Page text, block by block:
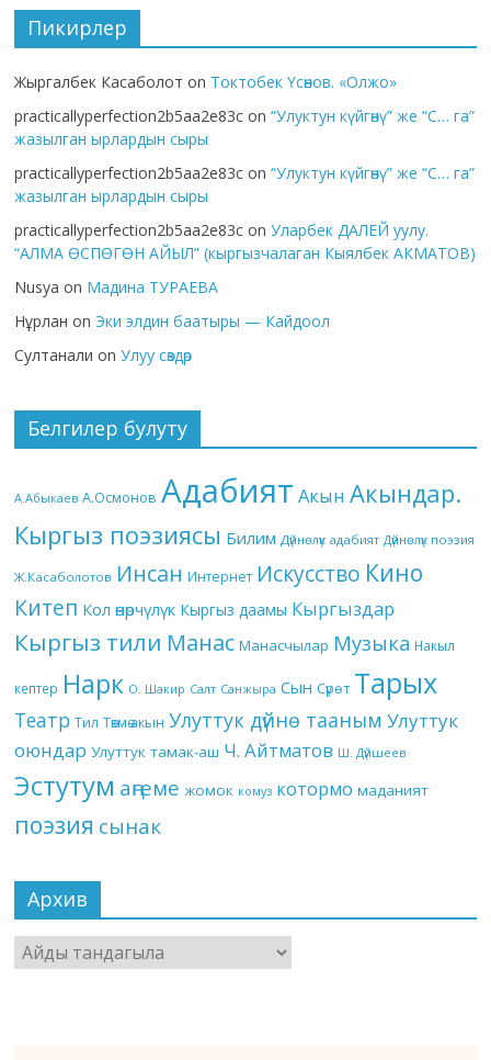
Пикирлер
Жыргалбек Касаболот on Токтобек Үсөнов. «Олжо»
practicallyperfection2b5aa2e83c on“Улуктун күйгөнү” же “С… га”
жазылган ырлардын сыры
practicallyperfection2b5aa2e83c on“Улуктун күйгөнү” же “С… га”
жазылган ырлардын сыры
practicallyperfection2b5aa2e83c onУларбек ДАЛЕЙ уулу.
“АЛМА ӨСПӨГӨН АЙЫЛ” (кыргызчалаган Кыялбек АКМАТОВ)
Nusya on Мадина ТУРАЕВА
Нұрлан on Эки элдин баатыры — Кайдоол
Султанали onУлуу сөздөр
Белгилер булуту
А.Абыкаев А.Осмонов Адабият Акын Акындар.
Кыргыз поэзиясы Билим Дүйнөлүк адабият Дүйнөлүк поэзия
Ж.Касаболотов Инсан Интернет Искусство Кино
Китеп Кол өнөрчүлүк Кыргыз даамы Кыргыздар
Кыргыз тили Манас Манасчылар Музыка Накыл
кептер Нарк О. Шакир Салт Санжыра Сын Сүрөт Тарых
Театр Тил Төкмө акын Улуттук дүйнө тааным Улуттук
оюндар Улуттук тамак-аш Ч. Айтматов Ш. Дүйшеев
Эстутум аңгеме жомок комуз котормо маданият
поэзия сынак
Архив
Архив